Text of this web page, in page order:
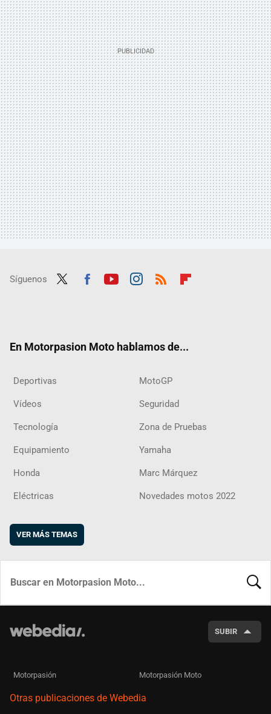
Síguenos
En Motorpasion Moto hablamos de...
Deportivas MotoGP
Vídeos Seguridad
Tecnología Zona de Pruebas
Equipamiento Yamaha
Honda Marc Márquez
Eléctricas Novedades motos 2022
VER MÁS TEMAS
SUBIR
Motorpasión Motorpasión Moto
Otras publicaciones de Webedia